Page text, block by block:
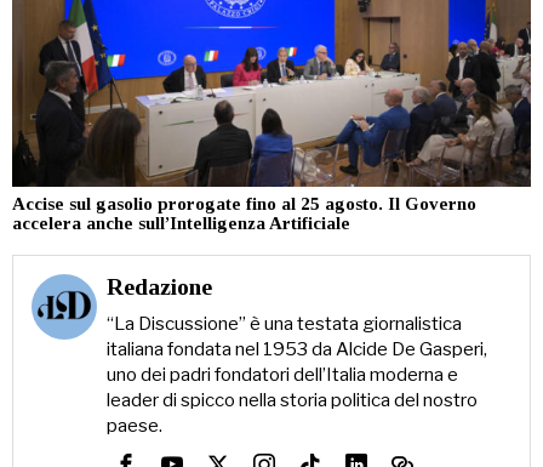
Accise sul gasolio prorogate fino al 25 agosto. Il Governo
accelera anche sull’Intelligenza Artificiale
Redazione
“La Discussione” è una testata giornalistica
italiana fondata nel 1953 da Alcide De Gasperi,
uno dei padri fondatori dell’Italia moderna e
leader di spicco nella storia politica del nostro
paese.